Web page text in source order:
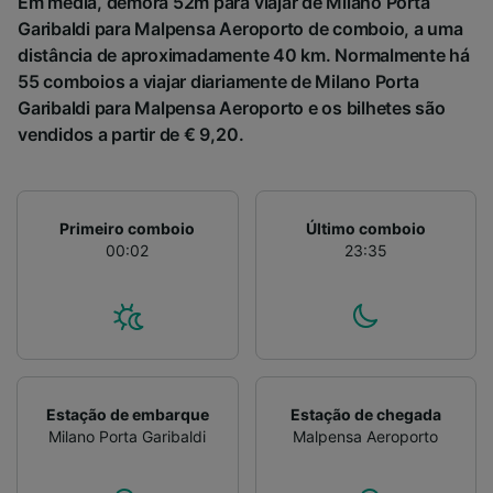
Garibaldi para Malpensa Aeroporto de comboio, a uma
distância de aproximadamente 40 km. Normalmente há
55 comboios a viajar diariamente de Milano Porta
Garibaldi para Malpensa Aeroporto e os bilhetes são
vendidos a partir de € 9,20.
Primeiro comboio
00:02
Último comboio
23:35
Estação de embarque
Milano Porta Garibaldi
Estação de chegada
Malpensa Aeroporto